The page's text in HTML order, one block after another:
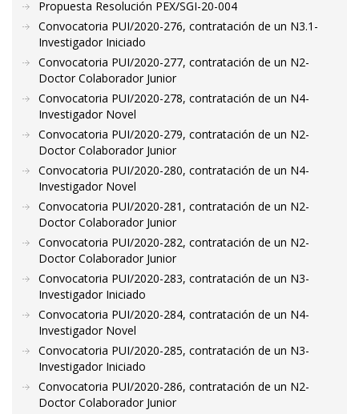
Propuesta Resolución PEX/SGI-20-004
Convocatoria PUI/2020-276, contratación de un N3.1-
Investigador Iniciado
Convocatoria PUI/2020-277, contratación de un N2-
Doctor Colaborador Junior
Convocatoria PUI/2020-278, contratación de un N4-
Investigador Novel
Convocatoria PUI/2020-279, contratación de un N2-
Doctor Colaborador Junior
Convocatoria PUI/2020-280, contratación de un N4-
Investigador Novel
Convocatoria PUI/2020-281, contratación de un N2-
Doctor Colaborador Junior
Convocatoria PUI/2020-282, contratación de un N2-
Doctor Colaborador Junior
Convocatoria PUI/2020-283, contratación de un N3-
Investigador Iniciado
Convocatoria PUI/2020-284, contratación de un N4-
Investigador Novel
Convocatoria PUI/2020-285, contratación de un N3-
Investigador Iniciado
Convocatoria PUI/2020-286, contratación de un N2-
Doctor Colaborador Junior